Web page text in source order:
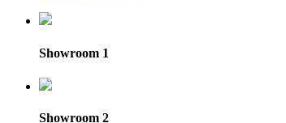
Showroom 1
Showroom 2